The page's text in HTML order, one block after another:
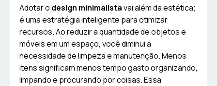
Adotar o design minimalistavai além da estética;
é uma estratégia inteligente para otimizar
recursos. Ao reduzir a quantidade de objetos e
móveis em um espaço, você diminui a
necessidade de limpeza e manutenção. Menos
itens significam menos tempo gasto organizando,
limpando e procurando por coisas. Essa